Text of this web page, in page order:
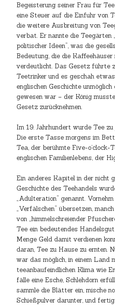
Begeisterung seiner Frau für
eine Steuer auf die Einfuhr von
die weitere Ausbreitung von
verbat. Er nannte die
politischer Ideen“, was die
Bedeutung, die die
verdeutlicht. Das Gesetz führte
Teetrinker und es geschah
englischen Geschichte
gewesen war – der König
Gesetz zurücknehmen.
Im 19. Jahrhundert wurde Tee
Die erste Tasse morgens im
Tea, der berühmte Five-o’clock-
englischen Familienlebens, der
Ein anderes Kapitel in der nicht
Geschichte des Teehandels
„Adulteration“ genannt.
„Verfälschen“ übersetzen,
von „himmelschreiender
Tee ein bedeutendes
Menge Geld damit verdienen
daran, Tee zu Hause zu ernten.
war das möglich, in einem Land
teeanbaufeindlichen Klima wie
fälle eine Esche, Schlehdorn
sammle die Blätter ein, mische
Schießpulver darunter, und